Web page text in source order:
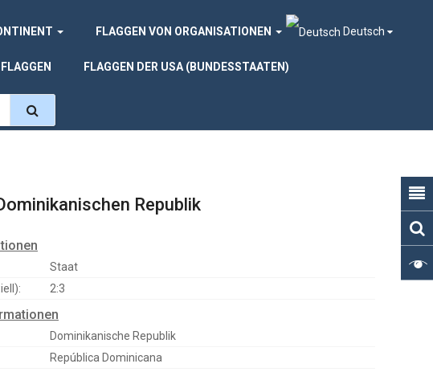
FLAGGEN VON ORGANISATIONEN
FLAGGEN DER USA (BUNDESSTAATEN)
Deutsch
Republik
Staat
2:3
Dominikanische Republik
República Dominicana